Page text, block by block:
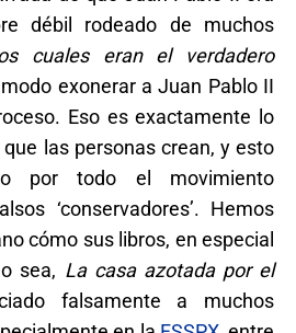
débil rodeado de muchos
cuales eran el verdadero
exonerar a Juan Pablo II
Eso es exactamente lo
las personas crean, y esto
por todo el movimiento
‘conservadores’. Hemos
cómo sus libros, en especial
sea, La casa azotada por el
falsamente a muchos